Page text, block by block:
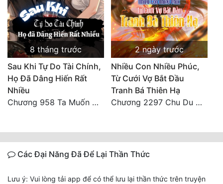
8 tháng trước
Sau Khi Tự Do Tài Chính,
Họ Đã Dâng Hiến Rất
Nhiều
Chương 958 Ta Muốn Cùng Các Cô Vĩnh Viễn Ở Bên Nhau (2) Hết
2 ngày trước
Nhiều Con Nhiều Phúc,
Từ Cưới Vợ Bắt Đầu
Tranh Bá Thiên Hạ
Chương 2297 Chu Du Du mang thai
Các Đại Năng Đã Để Lại Thần Thức
Lưu ý: Vui lòng tải app để có thể lưu lại thần thức trên truyện